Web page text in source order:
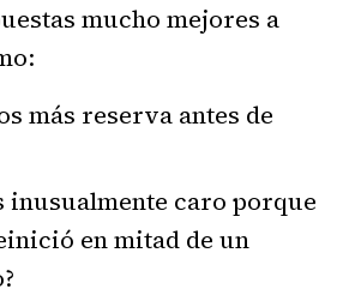
mucho mejores a
más reserva antes de
inusualmente caro porque
en mitad de un